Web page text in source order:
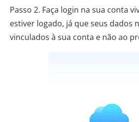
Passo 2. Faça login na sua conta
estiver logado, já que seus dados
vinculados à sua conta e não ao